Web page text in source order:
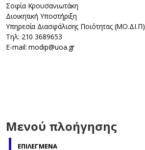
Σοφία Κρουσανιωτάκη
Διοικητική Υποστήριξη
Υπηρεσία Διασφάλισης Ποιότητας (ΜΟ.ΔΙ.Π)
Τηλ: 210 3689653
E-mail: modip@uoa.gr
Μενού πλοήγησης
ΕΠΙΛΕΓΜΕΝΑ